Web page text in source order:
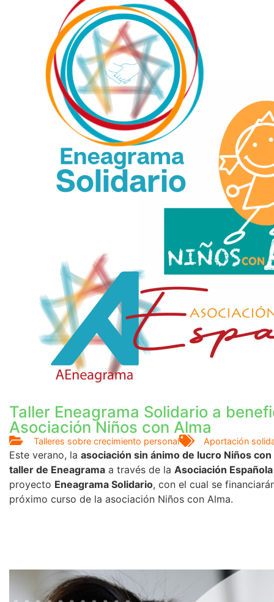
Taller Eneagrama Solidario a
Asociación Niños con Alma
Talleres sobre crecimiento personal Aportación
Este verano, la asociación sin ánimo de lucro Niños con
taller de Eneagrama a través de la Asociación
proyecto Eneagrama Solidario, con el cual se
próximo curso de la asociación Niños con Alma.